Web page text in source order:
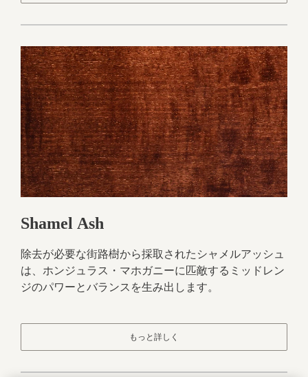
Shamel Ash
除去が必要な街路樹から採取されたシャメルアッシュ
は、ホンジュラス・マホガニーに匹敵するミッドレン
ジのパワーとバランスを生み出します。
もっと詳しく